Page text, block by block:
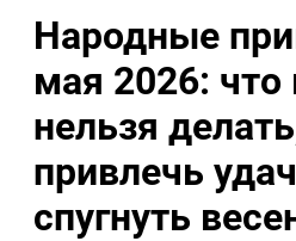
Народные
мая 2026:
нельзя
привлечь
спугнуть